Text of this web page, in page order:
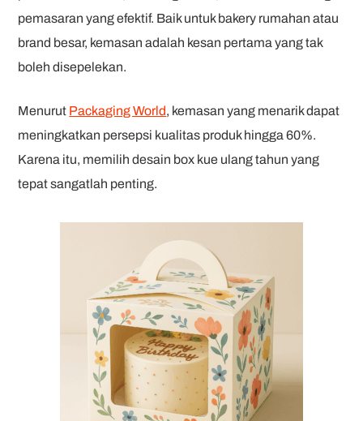
pemasaran yang efektif. Baik untuk bakery rumahan atau
brand besar, kemasan adalah kesan pertama yang tak
boleh disepelekan.
Menurut Packaging World, kemasan yang menarik dapat
meningkatkan persepsi kualitas produk hingga 60%.
Karena itu, memilih desain box kue ulang tahun yang
tepat sangatlah penting.